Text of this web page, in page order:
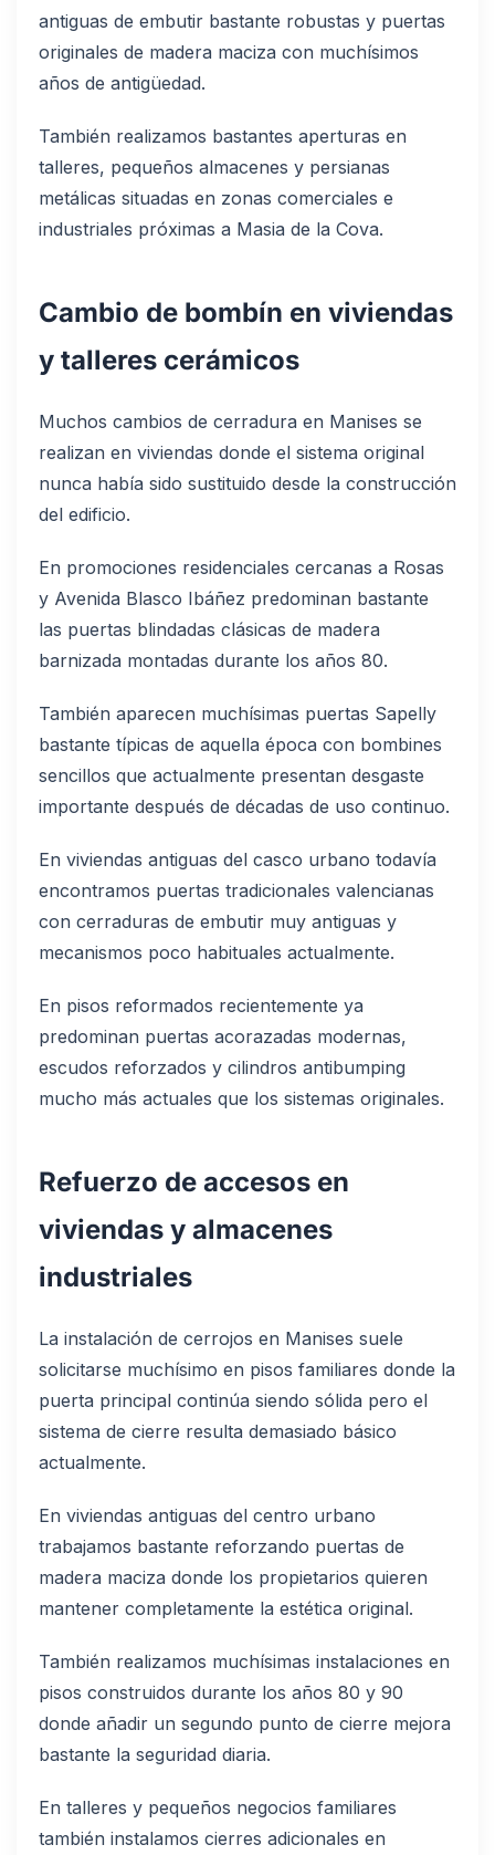
antiguas de embutir bastante robustas y puertas
originales de madera maciza con muchísimos
años de antigüedad.
También realizamos bastantes aperturas en
talleres, pequeños almacenes y persianas
metálicas situadas en zonas comerciales e
industriales próximas a Masia de la Cova.
Cambio de bombín en viviendas
y talleres cerámicos
Muchos cambios de cerradura en Manises se
realizan en viviendas donde el sistema original
nunca había sido sustituido desde la construcción
del edificio.
En promociones residenciales cercanas a Rosas
y Avenida Blasco Ibáñez predominan bastante
las puertas blindadas clásicas de madera
barnizada montadas durante los años 80.
También aparecen muchísimas puertas Sapelly
bastante típicas de aquella época con bombines
sencillos que actualmente presentan desgaste
importante después de décadas de uso continuo.
En viviendas antiguas del casco urbano todavía
encontramos puertas tradicionales valencianas
con cerraduras de embutir muy antiguas y
mecanismos poco habituales actualmente.
En pisos reformados recientemente ya
predominan puertas acorazadas modernas,
escudos reforzados y cilindros antibumping
mucho más actuales que los sistemas originales.
Refuerzo de accesos en
viviendas y almacenes
industriales
La instalación de cerrojos en Manises suele
solicitarse muchísimo en pisos familiares donde la
puerta principal continúa siendo sólida pero el
sistema de cierre resulta demasiado básico
actualmente.
En viviendas antiguas del centro urbano
trabajamos bastante reforzando puertas de
madera maciza donde los propietarios quieren
mantener completamente la estética original.
También realizamos muchísimas instalaciones en
pisos construidos durante los años 80 y 90
donde añadir un segundo punto de cierre mejora
bastante la seguridad diaria.
En talleres y pequeños negocios familiares
también instalamos cierres adicionales en